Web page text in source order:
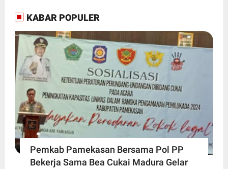
KABAR POPULER
Pemkab Pamekasan Bersama Pol PP
Bekerja Sama Bea Cukai Madura Gelar